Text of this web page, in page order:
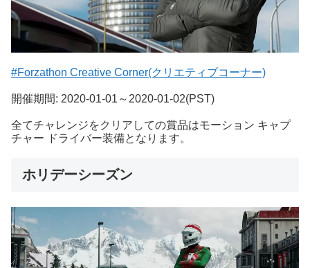
#Forzathon Creative Corner(クリエティブコーナー)
開催期間: 2020-01-01～2020-01-02(PST)
全てチャレンジをクリアしての賞品はモーション キャプ
チャー ドライバー装備となります。
ホリデーシーズン